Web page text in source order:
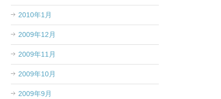
2010年1月
2009年12月
2009年11月
2009年10月
2009年9月